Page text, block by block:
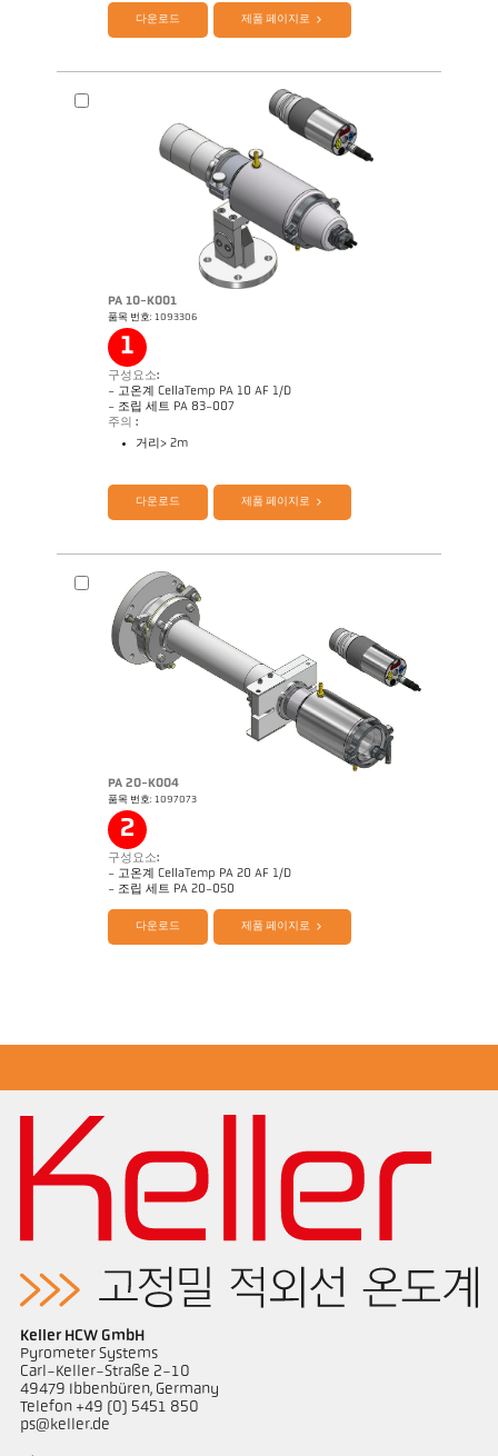
다운로드 제품 페이지로
PA 10-K001
품목 번호: 1093306
1
구성요소:
- 고온계 CellaTemp PA 10 AF 1/D
- 조립 세트 PA 83-007
주의 :
거리> 2m
제품 카다로그 Cellatemp PA
다운로드 제품 페이지로
PA 20-K004
품목 번호: 1097073
2
구성요소:
- 고온계 CellaTemp PA 20 AF 1/D
- 조립 세트 PA 20-050
제품 카다로그 Cellatemp PA Questionnaire Radiation Pyrometers
도면 PA 20-K004
다운로드 제품 페이지로
Keller HCW GmbH
Pyrometer Systems
Carl-Keller-Straße 2-10
49479 Ibbenbüren, Germany
Telefon +49 (0) 5451 850
ps@keller.de